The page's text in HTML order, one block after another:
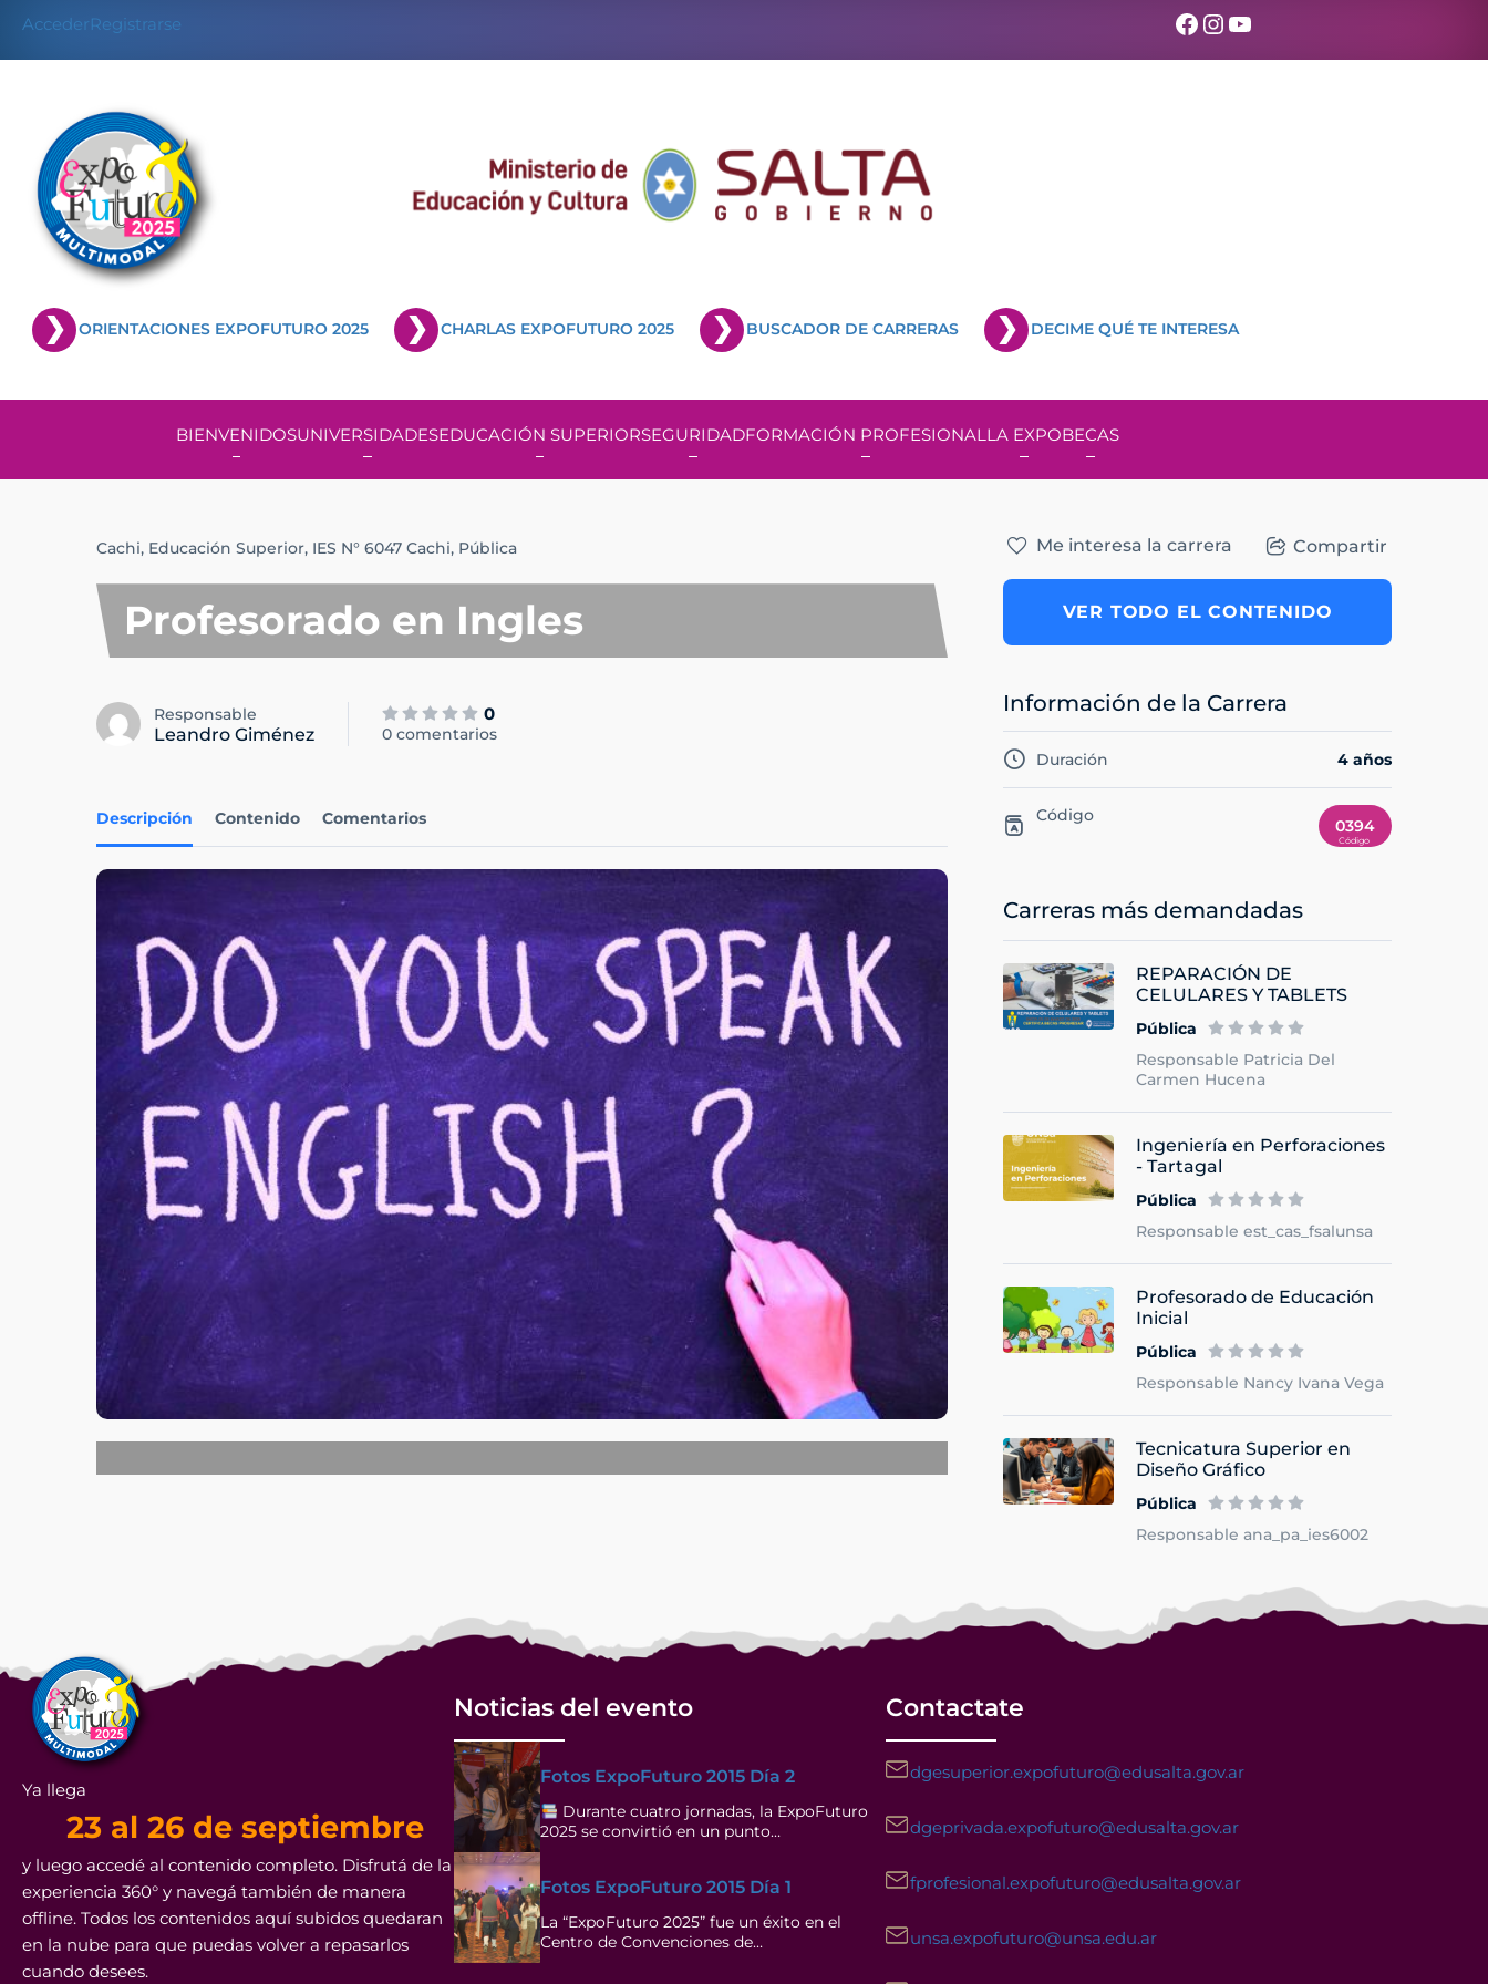
AccederRegistrarse Facebook
Instagram
YouTube
ORIENTACIONES EXPOFUTURO 2025 CHARLAS EXPOFUTURO 2025 BUSCADOR DE CARRERAS DECIME QUÉ TE INTERESA
BIENVENIDOSUNIVERSIDADESEDUCACIÓN SUPERIORSEGURIDADFORMACIÓN PROFESIONALLA EXPOBECAS
Cachi, Educación Superior, IES N° 6047 Cachi, Pública
Profesorado en Ingles
Responsable
Leandro Giménez
0
0 comentarios
Descripción Contenido Comentarios
Me interesa la carrera Compartir
VER TODO EL CONTENIDO
Información de la Carrera
Duración 4 años
Código
0394
Carreras más demandadas
REPARACIÓN DE
CELULARES Y TABLETS
Pública
Responsable Patricia Del
Carmen Hucena
Ingeniería en Perforaciones
- Tartagal
Pública
Responsable est_cas_fsalunsa
Profesorado de Educación
Inicial
Pública
Responsable Nancy Ivana Vega
Tecnicatura Superior en
Diseño Gráfico
Pública
Responsable ana_pa_ies6002
Ya llega
23 al 26 de septiembre
y luego accedé al contenido completo. Disfrutá de la
experiencia 360° y navegá también de manera
offline. Todos los contenidos aquí subidos quedaran
en la nube para que puedas volver a repasarlos
cuando desees.
Noticias del evento
Fotos ExpoFuturo 2015 Día 2
Durante cuatro jornadas, la ExpoFuturo
2025 se convirtió en un punto…
Fotos ExpoFuturo 2015 Día 1
La “ExpoFuturo 2025” fue un éxito en el
Centro de Convenciones de…
Contactate
dgesuperior.expofuturo@edusalta.gov.ar
dgeprivada.expofuturo@edusalta.gov.ar
fprofesional.expofuturo@edusalta.gov.ar
unsa.expofuturo@unsa.edu.ar